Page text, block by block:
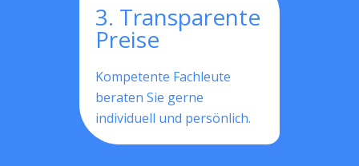
3. Transparente
Preise
Kompetente Fachleute
beraten Sie gerne
individuell und persönlich.